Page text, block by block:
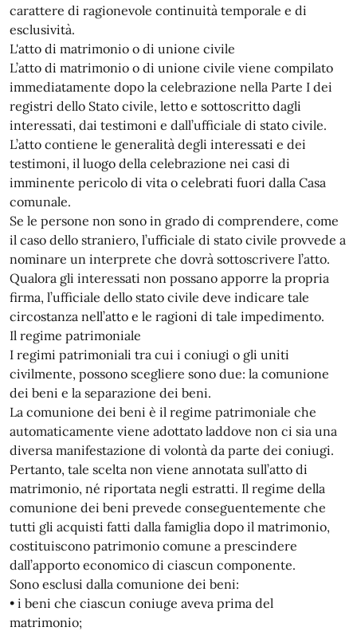
carattere di ragionevole continuità temporale e di
esclusività.
L'atto di matrimonio o di unione civile
L’atto di matrimonio o di unione civile viene compilato
immediatamente dopo la celebrazione nella Parte I dei
registri dello Stato civile, letto e sottoscritto dagli
interessati, dai testimoni e dall’ufficiale di stato civile.
L’atto contiene le generalità degli interessati e dei
testimoni, il luogo della celebrazione nei casi di
imminente pericolo di vita o celebrati fuori dalla Casa
comunale.
Se le persone non sono in grado di comprendere, come
il caso dello straniero, l’ufficiale di stato civile provvede a
nominare un interprete che dovrà sottoscrivere l’atto.
Qualora gli interessati non possano apporre la propria
firma, l’ufficiale dello stato civile deve indicare tale
circostanza nell’atto e le ragioni di tale impedimento.
Il regime patrimoniale
I regimi patrimoniali tra cui i coniugi o gli uniti
civilmente, possono scegliere sono due: la comunione
dei beni e la separazione dei beni.
La comunione dei beni è il regime patrimoniale che
automaticamente viene adottato laddove non ci sia una
diversa manifestazione di volontà da parte dei coniugi.
Pertanto, tale scelta non viene annotata sull’atto di
matrimonio, né riportata negli estratti. Il regime della
comunione dei beni prevede conseguentemente che
tutti gli acquisti fatti dalla famiglia dopo il matrimonio,
costituiscono patrimonio comune a prescindere
dall’apporto economico di ciascun componente.
Sono esclusi dalla comunione dei beni:
• i beni che ciascun coniuge aveva prima del
matrimonio;